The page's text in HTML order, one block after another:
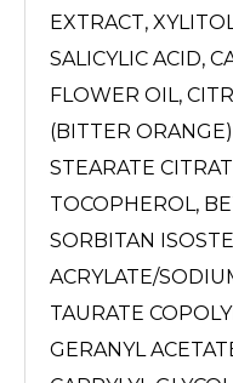
EXTRACT,
SALICYLIC ACID,
FLOWER OIL,
(BITTER
STEARATE
TOCOPHEROL,
SORBITAN
ACRYLATE/
TAURATE
GERANYL